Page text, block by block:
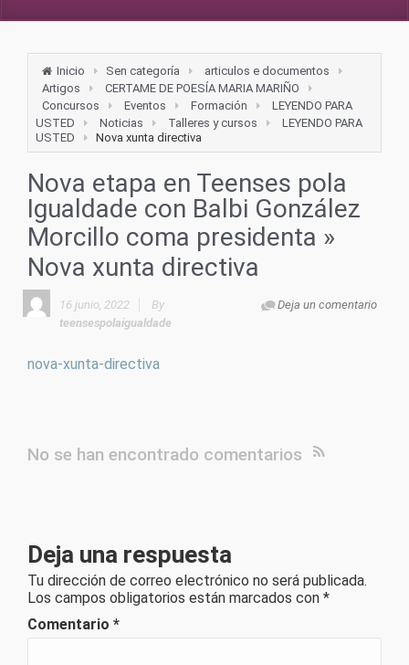
Inicio Sen categoría
articulos e documentos
Artigos
CERTAME DE POESÍA MARIA MARIÑO
Concursos
Eventos Formación
LEYENDO PARA
USTED
Noticias Talleres y cursos
LEYENDO PARA
USTED
Nova xunta directiva
Nova etapa en Teenses pola
Igualdade con Balbi González
Morcillo coma presidenta »
Nova xunta directiva
16 junio, 2022 Deja un comentario
By
teensespolaigualdade
nova-xunta-directiva
No se han encontrado comentarios
Deja una respuesta
Tu dirección de correo electrónico no será publicada.
Los campos obligatorios están marcados con *
Comentario *